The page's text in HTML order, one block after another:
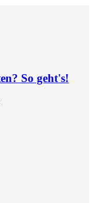
So geht's!